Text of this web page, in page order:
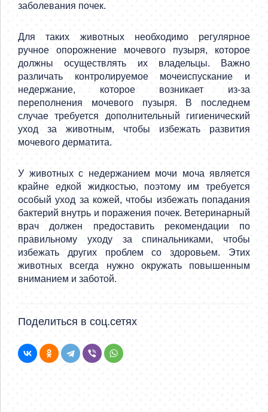
заболевания почек.
Для таких животных необходимо регулярное
ручное опорожнение мочевого пузыря, которое
должны осуществлять их владельцы. Важно
различать контролируемое мочеиспускание и
недержание, которое возникает из-за
переполнения мочевого пузыря. В последнем
случае требуется дополнительный гигиенический
уход за животным, чтобы избежать развития
мочевого дерматита.
У животных с недержанием мочи моча является
крайне едкой жидкостью, поэтому им требуется
особый уход за кожей, чтобы избежать попадания
бактерий внутрь и поражения почек. Ветеринарный
врач должен предоставить рекомендации по
правильному уходу за спинальниками, чтобы
избежать других проблем со здоровьем. Этих
животных всегда нужно окружать повышенным
вниманием и заботой.
Поделиться в соц.сетях